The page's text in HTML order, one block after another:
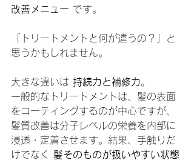
改善メニュー です。
「トリートメントと何が違うの？」と
思うかもしれません。
大きな違いは 持続力と補修力。
一般的なトリートメントは、髪の表面
をコーティングするのが中心ですが、
髪質改善は分子レベルの栄養を内部に
浸透・定着させます。結果、手触りだ
けでなく 髪そのものが扱いやすい状態